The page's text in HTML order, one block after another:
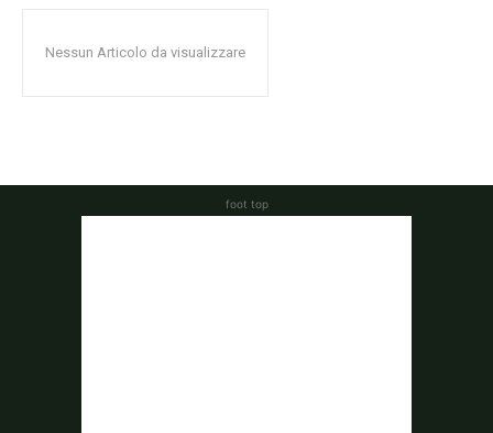
Nessun Articolo da visualizzare
foot top